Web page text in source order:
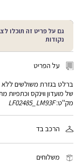
גם על פריט זה תוכלו
נקודות
על הפריט
הרכב בד
משלוחים
ברלט בגזרת משולשים ללא
של מועדון ווינקס
מק"ט: LF02485_LM93F